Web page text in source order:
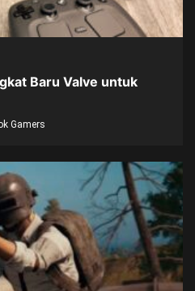
Baru Valve untuk
Gamers